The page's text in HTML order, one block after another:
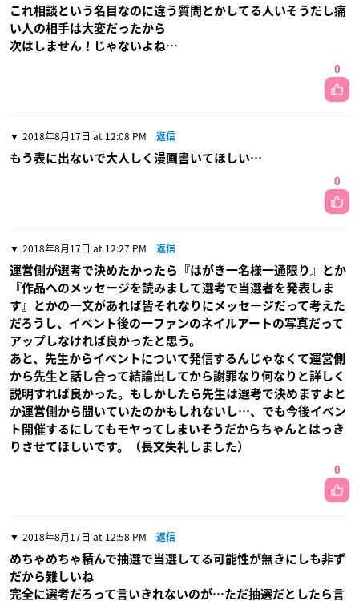
これ相談という名目なのに違う質問とかしてる人いそうだし痛
い人の相手は大変だったから
次はしません！じゃないよね…
0
2018年8月17日 at 12:08 PM 返信
もう表に出ないで大人しく漫画書いてほしい…
0
2018年8月17日 at 12:27 PM 返信
運営側が選考で決めたかったら『はがき一名様一通限り』とか
『作品へのメッセージを読みまして選考で当選者を発表しま
す』とかの一文があれば皆それなりにメッセージだって考えた
だろうし、イベント後の一ファンのネイルアートの写真だって
アップしなければ良かったと思う。
あと、先生からイベントについて発信するんじゃなくて運営側
から先生と話し合って結論出してから謝罪なり何なりと詳しく
説明すれば良かった。もしかしたら先生は選考で決めますよと
か運営側から聞いていたのかもしれないし…、でも今後イベン
ト開催するにしてもモヤってしまいそうだからちゃんとはっき
りさせてほしいです。（長文失礼しました）
0
2018年8月17日 at 12:58 PM 返信
めちゃめちゃ積んで抽選で当選してる可能性が無きにしも非ず
だから難しいね
完全に選考だろって言いきれないのが…ただ抽選だとしたら言